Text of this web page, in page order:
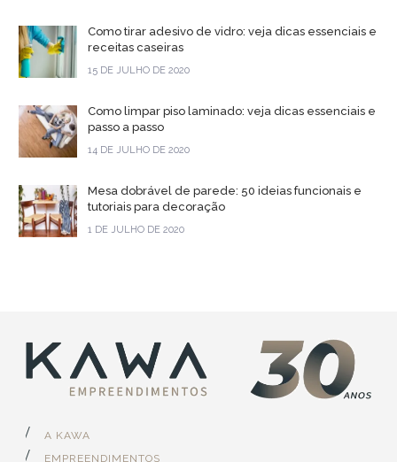
Como tirar adesivo de vidro: veja dicas essenciais e
receitas caseiras
15 DE JULHO DE 2020
Como limpar piso laminado: veja dicas essenciais e
passo a passo
14 DE JULHO DE 2020
Mesa dobrável de parede: 50 ideias funcionais e
tutoriais para decoração
1 DE JULHO DE 2020
A KAWA
EMPREENDIMENTOS